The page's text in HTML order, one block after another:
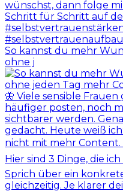
So kannst du mehr
ohne j